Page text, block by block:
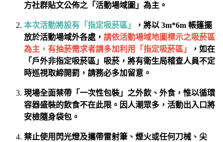
方社群貼文公佈之「活動場域圖」為主。
本次活動將設有「指定吸菸區」
，將以 3m*6m 帳篷擺
放於活動場域外各處， 請依活動場域地圖標示之吸菸區
為主，有抽菸需求者請多加利用「指定吸菸區」
，如在
「戶外非指定吸菸區」吸菸，將有衛生局稽查人員不定
時巡視取締開罰，請務必多加留意。
現場全面禁帶「一次性包裝」之外飲、外食，惟以循環
容器盛裝的飲食不在此限。因人潮眾多，活動出入口將
安檢隨身袋包。
禁止使用閃光燈及攜帶雷射筆、煙火或任何刀械、尖